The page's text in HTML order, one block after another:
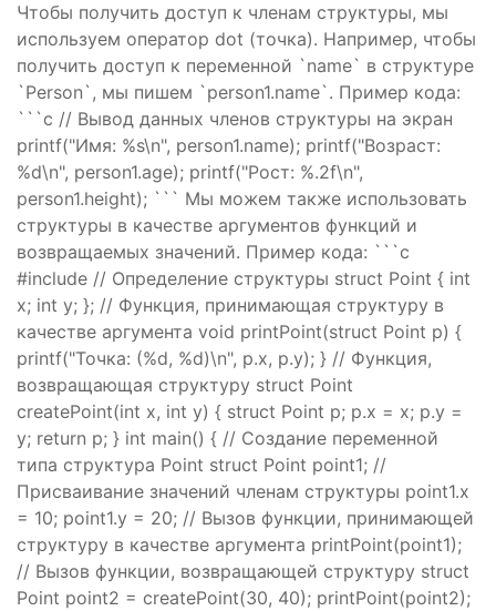
Чтобы получить доступ к членам структуры, мы
используем оператор dot (точка). Например, чтобы
получить доступ к переменной `name` в структуре
`Person`, мы пишем `person1.name`. Пример кода:
```c // Вывод данных членов структуры на экран
printf("Имя: %s\n", person1.name); printf("Возраст:
%d\n", person1.age); printf("Рост: %.2f\n",
person1.height); ``` Мы можем также использовать
структуры в качестве аргументов функций и
возвращаемых значений. Пример кода: ```c
#include // Определение структуры struct Point { int
x; int y; }; // Функция, принимающая структуру в
качестве аргумента void printPoint(struct Point p) {
printf("Точка: (%d, %d)\n", p.x, p.y); } // Функция,
возвращающая структуру struct Point
createPoint(int x, int y) { struct Point p; p.x = x; p.y =
y; return p; } int main() { // Создание переменной
типа структура Point struct Point point1; //
Присваивание значений членам структуры point1.x
= 10; point1.y = 20; // Вызов функции, принимающей
структуру в качестве аргумента printPoint(point1);
// Вызов функции, возвращающей структуру struct
Point point2 = createPoint(30, 40); printPoint(point2);